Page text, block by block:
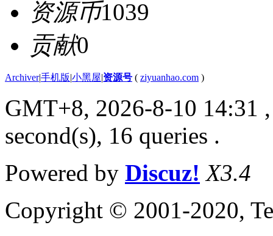
资源币1039
贡献0
Archiver|手机版|小黑屋|资源号 ( ziyuanhao.com )
GMT+8, 2026-8-10 14:31
second(s), 16 queries .
Powered by Discuz! X3.4
Copyright © 2001-2020,